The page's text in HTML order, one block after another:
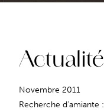
Novembre 2011
Recherche